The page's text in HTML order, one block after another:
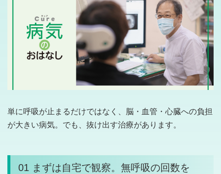
単に呼吸が止まるだけではなく、脳・血管・心臓への負担
が大きい病気。でも、抜け出す治療があります。
01 まずは自宅で観察。無呼吸の回数を